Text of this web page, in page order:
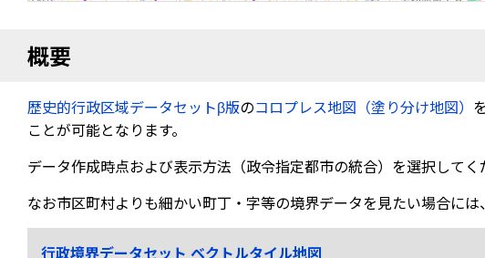
概要
歴史的行政区域データセットβ版のコロプレス地図（塗り分け地図）
ことが可能となります。
データ作成時点および表示方法（政令指定都市の統合）を選択してく
なお市区町村よりも細かい町丁・字等の境界データを見たい場合には
行政境界データセット ベクトルタイル地図